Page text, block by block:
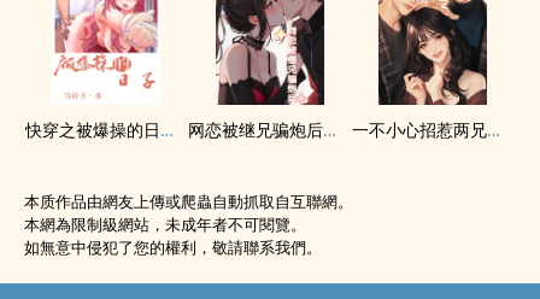
快穿之被爆操的日子（1v1 ‍高‍h‌） 网恋被继兄骗炮后（伪骨科1v1） 一不小心招惹两兄弟（1V2、‎‌‍高‌H‎‎‍、全处）
本质作品由網友上傳或爬蟲自動抓取自互聯網。
本網為限制級網站，未成年者不可閱覽。
如無意中侵犯了您的權利，敬請聯系我們。